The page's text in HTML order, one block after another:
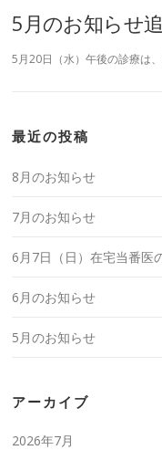
5月のお知らせ
5月20日（水）午後の診療は
最近の投稿
8月のお知らせ
7月のお知らせ
6月7日（日）在宅当番医
6月のお知らせ
5月のお知らせ
アーカイブ
2026年7月